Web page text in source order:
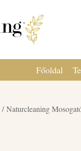
Főoldal
/ Naturcleaning